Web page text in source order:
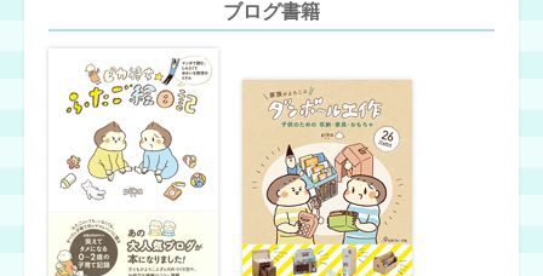
ブログ書籍